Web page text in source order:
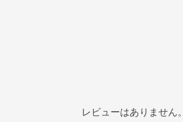
レビューはありません。